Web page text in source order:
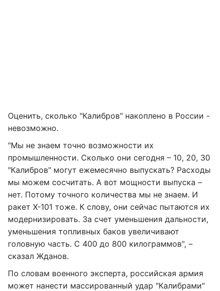
Оценить, сколько "Калибров" накоплено в России -
невозможно.
"Мы не знаем точно возможности их
промышленности. Сколько они сегодня – 10, 20, 30
"Калибров" могут ежемесячно выпускать? Расходы
мы можем сосчитать. А вот мощности выпуска –
нет. Потому точного количества мы не знаем. И
ракет Х-101 тоже. К слову, они сейчас пытаются их
модернизировать. За счет уменьшения дальности,
уменьшения топливных баков увеличивают
головную часть. С 400 до 800 килограммов", –
сказал Жданов.
По словам военного эксперта, российская армия
может нанести массированный удар "Калибрами"